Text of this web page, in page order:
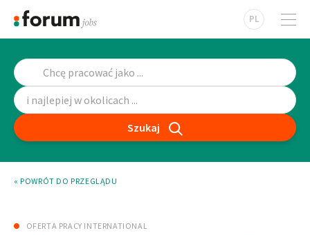
PL
Szukaj
« POWRÓT DO PRZEGLĄDU
OFERTA PRACY INTERNATIONAL